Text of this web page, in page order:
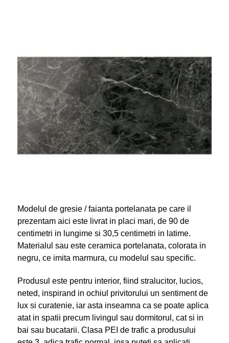
Modelul de gresie / faianta portelanata pe care il
prezentam aici este livrat in placi mari, de 90 de
centimetri in lungime si 30,5 centimetri in latime.
Materialul sau este ceramica portelanata, colorata in
negru, ce imita marmura, cu modelul sau specific.
Produsul este pentru interior, fiind stralucitor, lucios,
neted, inspirand in ochiul privitorului un sentiment de
lux si curatenie, iar asta inseamna ca se poate aplica
atat in spatii precum livingul sau dormitorul, cat si in
bai sau bucatarii. Clasa PEI de trafic a produsului